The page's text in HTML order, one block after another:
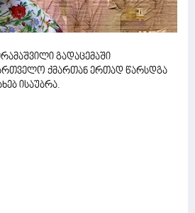
გადაცემაში
ქმართან ერთად წარსდგა
ისაუბრა.